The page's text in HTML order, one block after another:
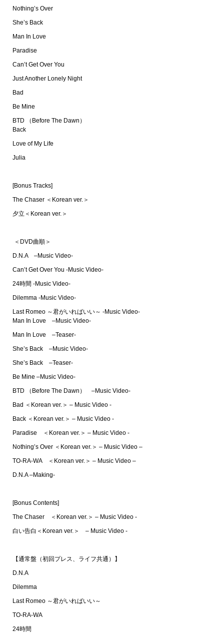
Nothing’s Over
She’s Back
Man In Love
Paradise
Can’t Get Over You
Just Another Lonely Night
Bad
Be Mine
BTD （Before The Dawn）
Back
Love of My Life
Julia
[Bonus Tracks]
The Chaser ＜Korean ver.＞
夕立＜Korean ver.＞
＜DVD曲順＞
D.N.A –Music Video-
Can’t Get Over You -Music Video-
24時間 -Music Video-
Dilemma -Music Video-
Last Romeo ～君がいればいい～ -Music Video-
Man In Love –Music Video-
Man In Love –Teaser-
She’s Back –Music Video-
She’s Back –Teaser-
Be Mine –Music Video-
BTD （Before The Dawn） –Music Video-
Bad ＜Korean ver.＞ – Music Video -
Back ＜Korean ver.＞ – Music Video -
Paradise ＜Korean ver.＞ – Music Video -
Nothing’s Over ＜Korean ver.＞ – Music Video –
TO-RA-WA ＜Korean ver.＞ – Music Video –
D.N.A –Making-
[Bonus Contents]
The Chaser ＜Korean ver.＞ – Music Video -
白い告白＜Korean ver.＞ – Music Video -
【通常盤（初回プレス、ライフ共通）】
D.N.A
Dilemma
Last Romeo ～君がいればいい～
TO-RA-WA
24時間